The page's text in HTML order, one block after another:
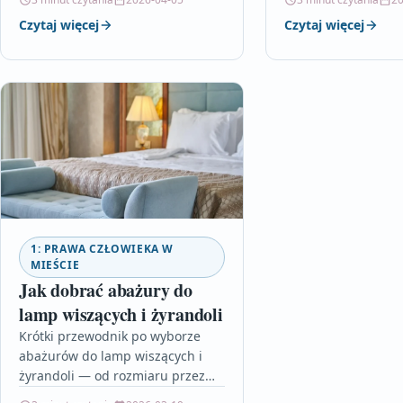
porównanie z tradycyjną
księgowością, które pomogą…
Czytaj więcej
je z tradycyjnymi
podając praktyczne
Czytaj więcej
1: PRAWA CZŁOWIEKA W
MIEŚCIE
Jak dobrać abażury do
lamp wiszących i żyrandoli
Krótki przewodnik po wyborze
abażurów do lamp wiszących i
żyrandoli — od rozmiaru przez